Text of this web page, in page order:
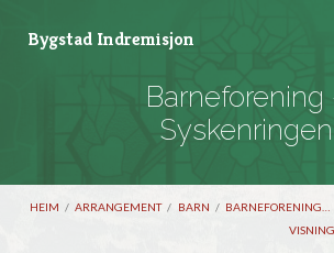
Bygstad Indremisjon
Barneforening
Syskenringen
HEIM / ARRANGEMENT / BARN / BARNEFORENING…